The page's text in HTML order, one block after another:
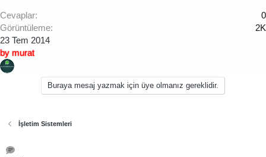
Cevaplar
0
Görüntüleme
2K
23 Tem 2014
by murat
Buraya mesaj yazmak için üye olmanız gereklidir.
İşletim Sistemleri